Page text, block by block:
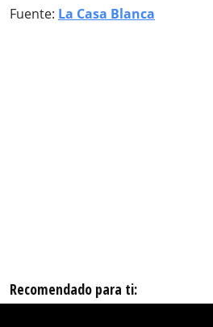
Fuente: La Casa Blanca
Recomendado para ti: